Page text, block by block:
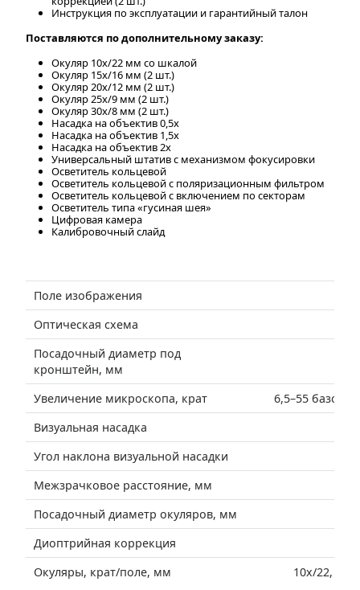
Инструкция по эксплуатации и гарантийный талон
Поставляются по дополнительному заказу:
Окуляр 10x/22 мм со шкалой
Окуляр 15х/16 мм (2 шт.)
Окуляр 20х/12 мм (2 шт.)
Окуляр 25х/9 мм (2 шт.)
Окуляр 30х/8 мм (2 шт.)
Насадка на объектив 0,5x
Насадка на объектив 1,5x
Насадка на объектив 2x
Универсальный штатив с механизмом фокусировки
Осветитель кольцевой
Осветитель кольцевой с поляризационным фильтром
Осветитель кольцевой с включением по секторам
Осветитель типа «гусиная шея»
Цифровая камера
Калибровочный слайд
Поле изображения
Оптическая схема
Посадочный диаметр под
кронштейн, мм
Увеличение микроскопа, крат
6,5–55
Визуальная насадка
Угол наклона визуальной насадки
Межзрачковое расстояние, мм
Посадочный диаметр окуляров, мм
Диоптрийная коррекция
Окуляры, крат/поле, мм
10x/22,